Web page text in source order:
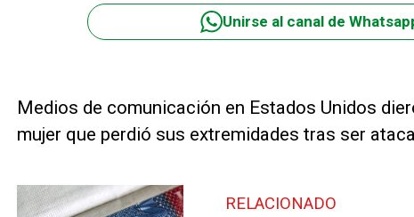
Unirse al canal de
Medios de comunicación en Estados Unidos
mujer que perdió sus extremidades tras ser
RELACIONADO